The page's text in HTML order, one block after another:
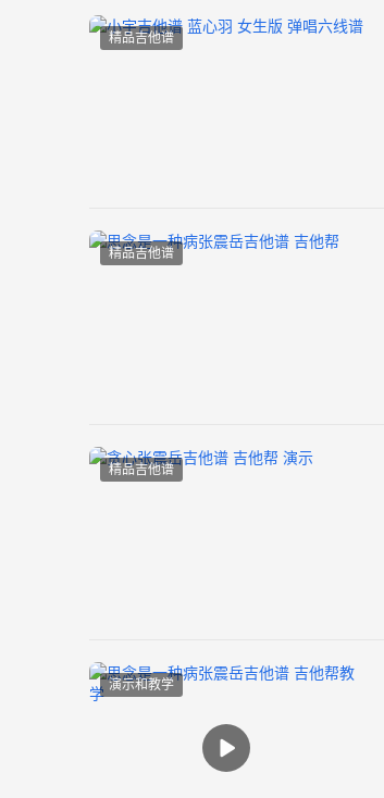
精品吉他谱
精品吉他谱
精品吉他谱
演示和教学